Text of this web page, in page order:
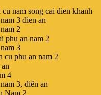
nam song cai dien khanh
3 dien an
2
phu an nam 2
3
cu phu an nam 2
4
3, diên an
Nam 2